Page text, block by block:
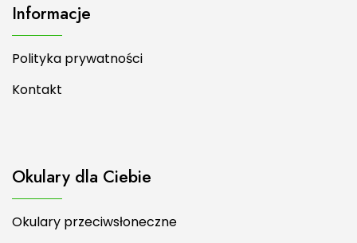
Informacje
Polityka prywatności
Kontakt
Okulary dla Ciebie
Okulary przeciwsłoneczne